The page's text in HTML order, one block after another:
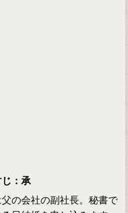
：承
の会社の副社長。秘書で